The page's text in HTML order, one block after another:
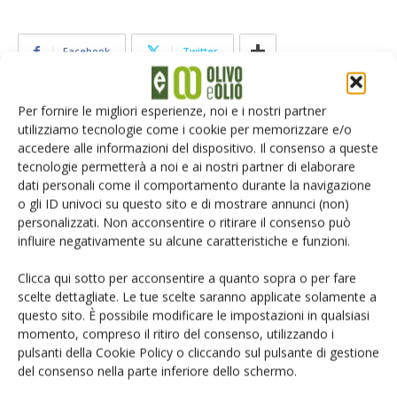
Per fornire le migliori esperienze, noi e i nostri partner
utilizziamo tecnologie come i cookie per memorizzare e/o
accedere alle informazioni del dispositivo. Il consenso a queste
tecnologie permetterà a noi e ai nostri partner di elaborare
dati personali come il comportamento durante la navigazione
o gli ID univoci su questo sito e di mostrare annunci (non)
personalizzati. Non acconsentire o ritirare il consenso può
influire negativamente su alcune caratteristiche e funzioni.
Clicca qui sotto per acconsentire a quanto sopra o per fare
scelte dettagliate. Le tue scelte saranno applicate solamente a
questo sito. È possibile modificare le impostazioni in qualsiasi
momento, compreso il ritiro del consenso, utilizzando i
pulsanti della Cookie Policy o cliccando sul pulsante di gestione
del consenso nella parte inferiore dello schermo.
Facebook Twitter
Articoli correlati
Quando potare l’olivo conta più della
cultivar
PULP, quando la potatura fa vibrare la
raccolta
Potatura di produzione e gestione
dell’oliveto